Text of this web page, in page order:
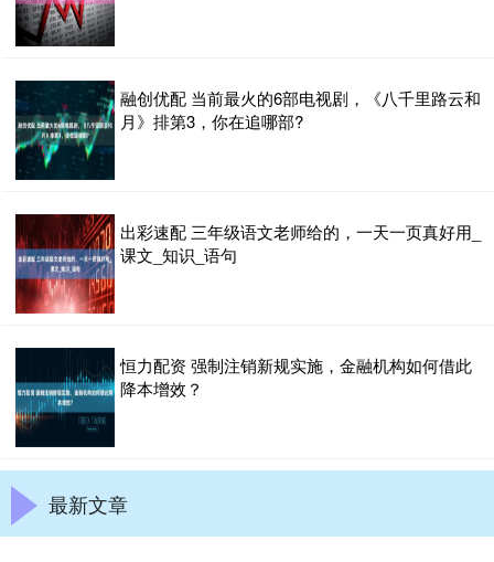
融创优配 当前最火的6部电视剧，《八千里路云和
月》排第3，你在追哪部?
出彩速配 三年级语文老师给的，一天一页真好用_
课文_知识_语句
恒力配资 强制注销新规实施，金融机构如何借此
降本增效？
最新文章